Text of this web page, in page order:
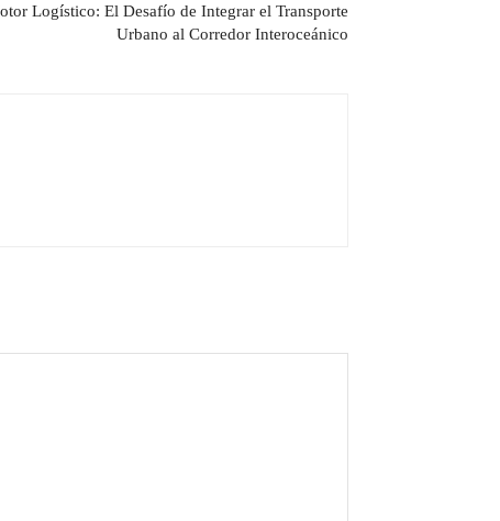
Logístico: El Desafío de Integrar el Transporte
Urbano al Corredor Interoceánico